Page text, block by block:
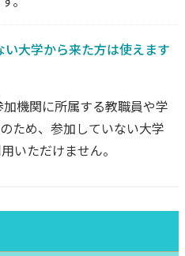
大学から来た方は使えます
機関に所属する教職員や学
ため、参加していない大学
いただけません。